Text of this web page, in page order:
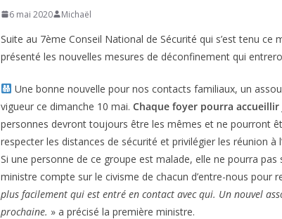
6 mai 2020 Michaël
Suite au 7ème Conseil National de Sécurité qui s’est tenu
présenté les nouvelles mesures de déconfinement qui
Une bonne nouvelle pour nos contacts familiaux, un
vigueur ce dimanche 10 mai. Chaque foyer pourra accueillir
personnes devront toujours être les mêmes et ne pourront
respecter les distances de sécurité et privilégier les réunion à
Si une personne de ce groupe est malade, elle ne pourra pas
ministre compte sur le civisme de chacun d’entre-nous pour
plus facilement qui est entré en contact avec qui. Un nouvel
prochaine. » a précisé la première ministre.